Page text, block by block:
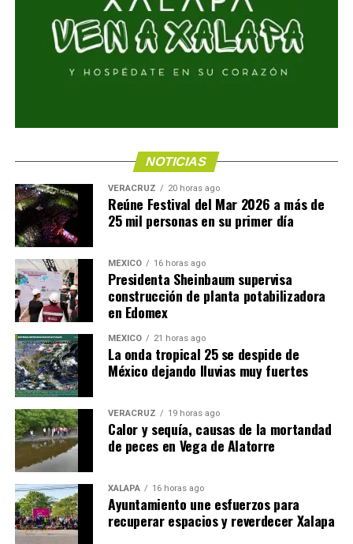
NOTICIAS
VERACRUZ 20 horas ago
Reúne Festival del Mar 2026 a más de
25 mil personas en su primer día
MÉXICO 16 horas ago
Presidenta Sheinbaum supervisa
construcción de planta potabilizadora
en Edomex
MÉXICO 21 horas ago
​La onda tropical 25 se despide de
México dejando lluvias muy fuertes
VERACRUZ 19 horas ago
Calor y sequía, causas de la mortandad
de peces en Vega de Alatorre
XALAPA 16 horas ago
Ayuntamiento une esfuerzos para
recuperar espacios y reverdecer Xalapa